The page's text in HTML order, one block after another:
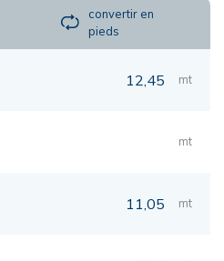
convertir en
pieds
12,45 mt
mt
11,05 mt